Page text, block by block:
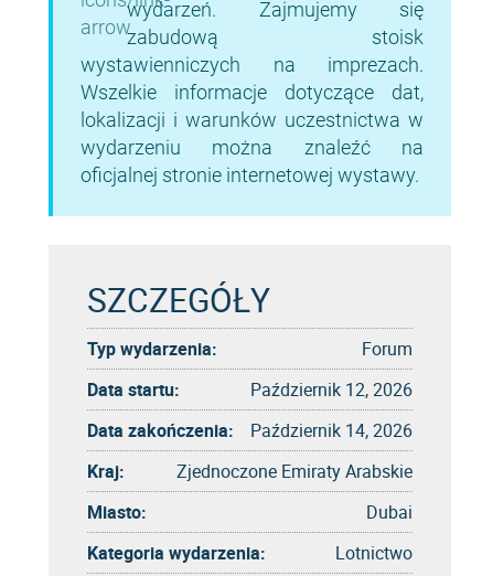
wydarzeń. Zajmujemy się
zabudową stoisk
wystawienniczych na imprezach.
Wszelkie informacje dotyczące dat,
lokalizacji i warunków uczestnictwa w
wydarzeniu można znaleźć na
oficjalnej stronie internetowej wystawy.
SZCZEGÓŁY
Typ wydarzenia:
Forum
Data startu:
Październik 12, 2026
Data zakończenia:
Październik 14, 2026
Kraj:
Zjednoczone Emiraty Arabskie
Miasto:
Dubai
Kategoria wydarzenia:
Lotnictwo